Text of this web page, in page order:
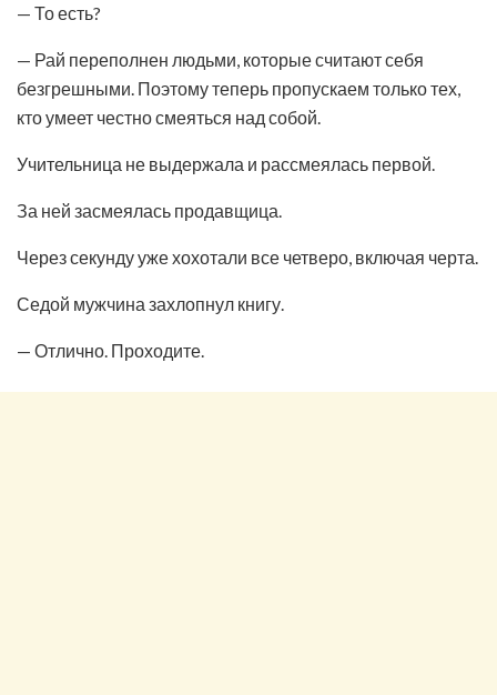
— То есть?
— Рай переполнен людьми, которые считают себя
безгрешными. Поэтому теперь пропускаем только тех,
кто умеет честно смеяться над собой.
Учительница не выдержала и рассмеялась первой.
За ней засмеялась продавщица.
Через секунду уже хохотали все четверо, включая черта.
Седой мужчина захлопнул книгу.
— Отлично. Проходите.